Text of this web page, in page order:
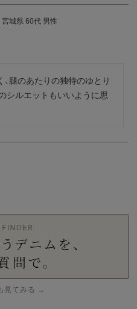
宮城県 60代 男性
腿のあたりの独特のゆとり
シルエットもいいように思
見てみる →